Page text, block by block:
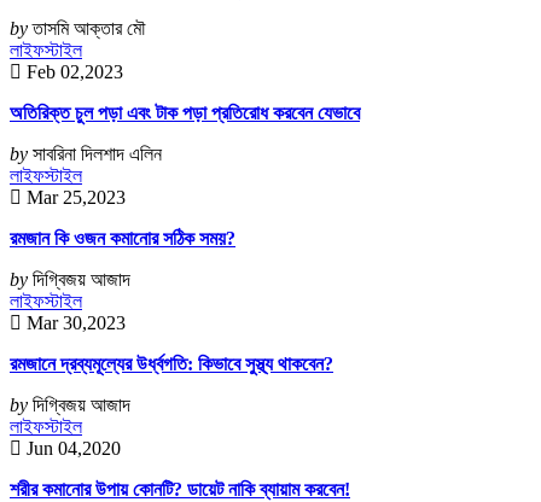
byতাসমি আক্তার মৌ
লাইফস্টাইল
Feb 02,2023
অতিরিক্ত চুল পড়া এবং টাক পড়া প্রতিরোধ করবেন যেভাবে
by সাবরিনা দিলশাদ এলিন
লাইফস্টাইল
Mar 25,2023
রমজান কি ওজন কমানোর সঠিক সময়?
by দিগ্বিজয় আজাদ
লাইফস্টাইল
Mar 30,2023
রমজানে দ্রব্যমূল্যের উর্ধ্বগতি: কিভাবে সুস্থ্য থাকবেন?
by দিগ্বিজয় আজাদ
লাইফস্টাইল
Jun 04,2020
শরীর কমানোর উপায় কোনটি? ডায়েট নাকি ব্যায়াম করবেন!